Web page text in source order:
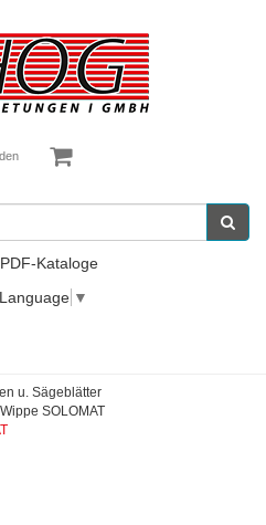
Kataloge
▼
u. Sägeblätter
SOLOMAT